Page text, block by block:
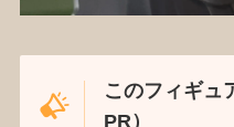
このフィギュ
PR）